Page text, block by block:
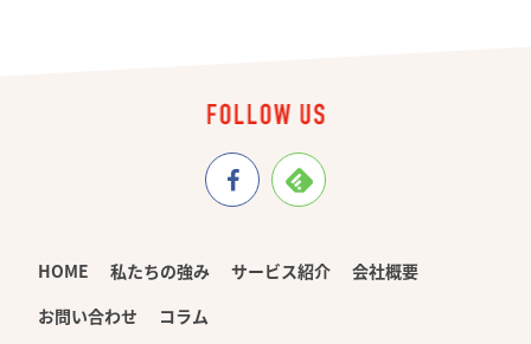
HOME 私たちの強み サービス紹介
会社概要
お問い合わせ
コラム